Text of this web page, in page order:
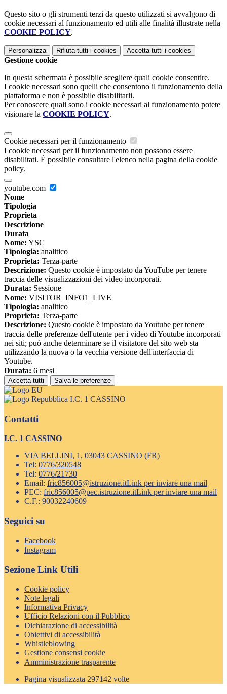
Questo sito o gli strumenti terzi da questo utilizzati si avvalgono di
cookie necessari al funzionamento ed utili alle finalità illustrate nella
COOKIE POLICY.
Personalizza Rifiuta tutti i cookies Accetta tutti i cookies
Gestione cookie
In questa schermata è possibile scegliere quali cookie consentire.
I cookie necessari sono quelli che consentono il funzionamento della
piattaforma e non è possibile disabilitarli.
Per conoscere quali sono i cookie necessari al funzionamento potete
visionare la COOKIE POLICY.
Cookie necessari per il funzionamento
I cookie necessari per il funzionamento non possono essere
disabilitati. È possibile consultare l'elenco nella pagina della cookie
policy.
youtube.com
Nome
Tipologia
Proprieta
Descrizione
Durata
Nome: YSC
Tipologia: analitico
Proprieta: Terza-parte
Descrizione: Questo cookie è impostato da YouTube per tenere
traccia delle visualizzazioni dei video incorporati.
Durata: Sessione
Nome: VISITOR_INFO1_LIVE
Tipologia: analitico
Proprieta: Terza-parte
Descrizione: Questo cookie è impostato da Youtube per tenere
traccia delle preferenze dell'utente per i video di Youtube incorporati
nei siti; può anche determinare se il visitatore del sito web sta
utilizzando la nuova o la vecchia versione dell'interfaccia di
Youtube.
Durata: 6 mesi
Accetta tutti Salva le preferenze
I.C. 1 CASSINO
Contatti
I.C. 1 CASSINO
VIA BELLINI, 1, 03043 CASSINO (FR)
Tel: 0776/320548
Tel: 0776/21730
Email: fric856005@istruzione.itLink per inviare una mail
PEC: fric856005@pec.istruzione.itLink per inviare una mail
C.F.: 90032240609
Seguici su
Facebook
Instagram
Sezione Link Utili
Cookie policy
Note legali
Informativa Privacy
Ufficio Relazioni con il Pubblico
Dichiarazione di accessibilità
Obiettivi di accessibilità
Whistleblowing
Gestione consensi cookie
Amministrazione trasparente
Pagina visualizzata 297142 volte